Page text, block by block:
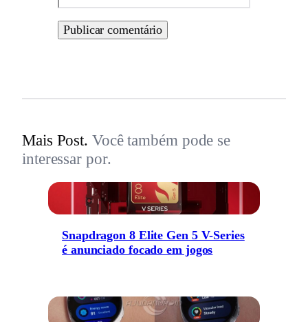
Mais Post. Você também pode se
interessar por.
Snapdragon 8 Elite Gen 5 V-Series
é anunciado focado em jogos